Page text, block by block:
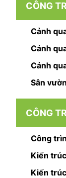
CÔNG
Cảnh
Cảnh
Cảnh
Sân
CÔNG
Công
Kiến
Kiến